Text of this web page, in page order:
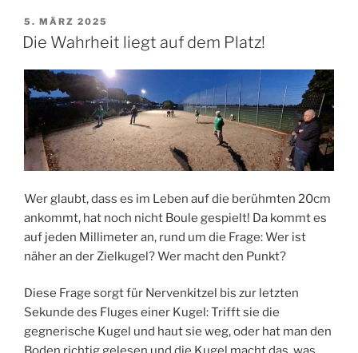
VERÖFFENTLICHT
AM
5. MÄRZ 2025
Die Wahrheit liegt auf dem Platz!
Wer glaubt, dass es im Leben auf die berühmten 20cm
ankommt, hat noch nicht Boule gespielt! Da kommt es
auf jeden Millimeter an, rund um die Frage: Wer ist
näher an der Zielkugel? Wer macht den Punkt?
Diese Frage sorgt für Nervenkitzel bis zur letzten
Sekunde des Fluges einer Kugel: Trifft sie die
gegnerische Kugel und haut sie weg, oder hat man den